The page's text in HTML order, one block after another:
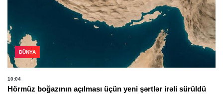
DÜNYA
10:04
Hörmüz boğazının açılması üçün yeni şərtlər irəli sürüldü